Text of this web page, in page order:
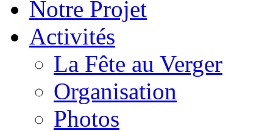
Notre Projet
Activités
La Fête au Verger
Organisation
Photos